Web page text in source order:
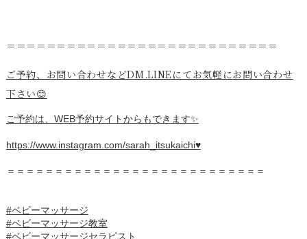
＝＝＝＝＝＝＝＝＝＝＝＝＝＝＝＝＝＝＝＝＝＝＝＝＝＝＝
ご予約、お問い合わせなどDM.LINEにてお気軽にお問い合わせ
下さい😊
ご予約は、WEB予約サイトからもできます✨
https://www.instagram.com/sarah_itsukaichi♥️
＝＝＝＝＝＝＝＝＝＝＝＝＝＝＝＝＝＝＝＝＝＝＝＝＝＝＝
#ベビーマッサージ
#ベビーマッサージ教室
#ベビーマッサージセラピスト